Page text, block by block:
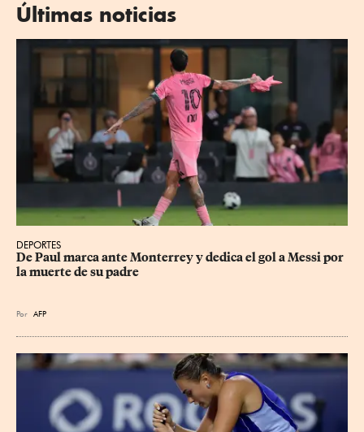
Últimas noticias
DEPORTES
De Paul marca ante Monterrey y dedica el gol a Messi por
la muerte de su padre
Por AFP